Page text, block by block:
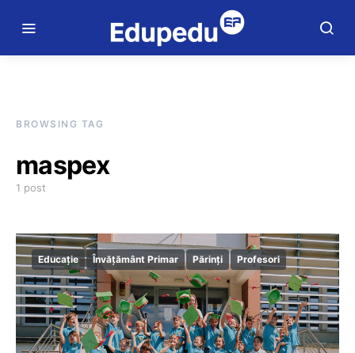
BROWSING TAG
maspex
1 post
Educație Învățământ Primar Părinți Profesori